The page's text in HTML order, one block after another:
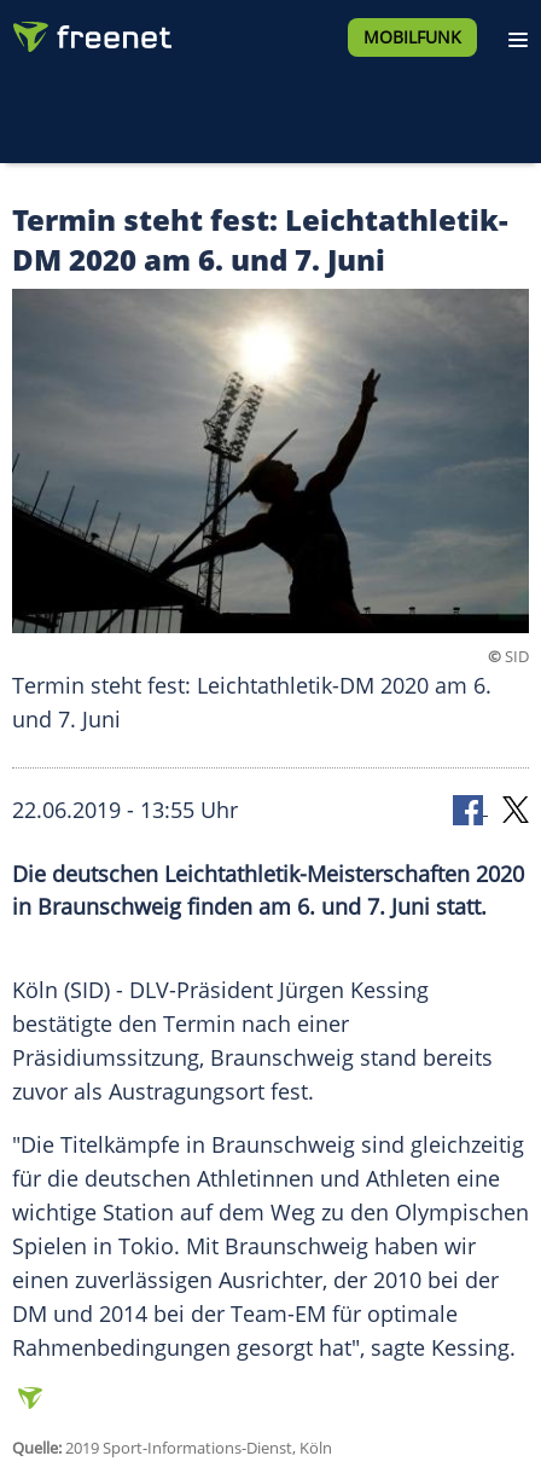
MOBILFUNK
Termin steht fest: Leichtathletik-
DM 2020 am 6. und 7. Juni
©SID
Termin steht fest: Leichtathletik-DM 2020 am 6.
und 7. Juni
22.06.2019 - 13:55 Uhr
Die deutschen Leichtathletik-Meisterschaften 2020
in Braunschweig finden am 6. und 7. Juni statt.
Köln (SID) - DLV-Präsident Jürgen Kessing
bestätigte den Termin nach einer
Präsidiumssitzung, Braunschweig stand bereits
zuvor als Austragungsort fest.
"Die Titelkämpfe in Braunschweig sind gleichzeitig
für die deutschen Athletinnen und Athleten eine
wichtige Station auf dem Weg zu den Olympischen
Spielen in Tokio. Mit Braunschweig haben wir
einen zuverlässigen Ausrichter, der 2010 bei der
DM und 2014 bei der Team-EM für optimale
Rahmenbedingungen gesorgt hat", sagte Kessing.
Quelle:2019 Sport-Informations-Dienst, Köln